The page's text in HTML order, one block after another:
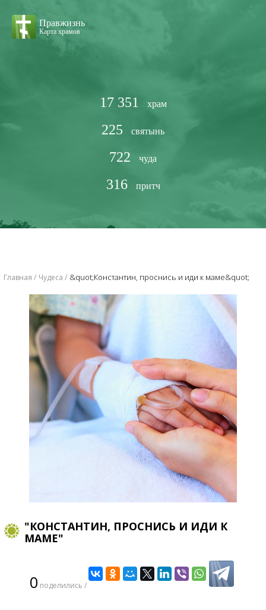
Правжизнь
Карта храмов
17 351 храм
225 святынь
722 чуда
316 притч
Главная Чудеса &quot;Константин, проснись и иди к маме&quot;
"КОНСТАНТИН, ПРОСНИСЬ И ИДИ К
МАМЕ"
0 поделились /